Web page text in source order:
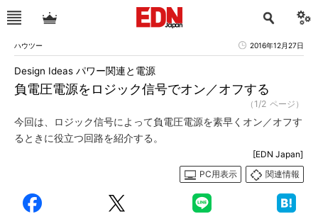
ハウツー 2016年12月27日
負電圧電源をロジック信号でオン／オフする
Design Ideas パワー関連と電源
（1/2 ページ）
今回は、ロジック信号によって負電圧電源を素早くオン／オフす
るときに役立つ回路を紹介する。
[EDN Japan]
PC用表示
関連情報